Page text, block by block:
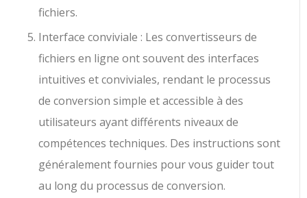
fichiers.
Interface conviviale : Les convertisseurs de
fichiers en ligne ont souvent des interfaces
intuitives et conviviales, rendant le processus
de conversion simple et accessible à des
utilisateurs ayant différents niveaux de
compétences techniques. Des instructions sont
généralement fournies pour vous guider tout
au long du processus de conversion.